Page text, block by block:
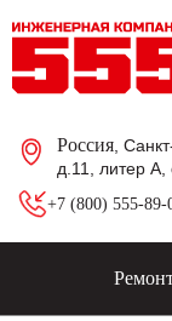
Россия ,
д.11, литер
+7 (800) 555-89-